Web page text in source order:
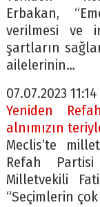
Erbakan,
verilmesi ve
şartların
ailelerinin…
07.07.2023
Yeniden
alnımızın
Meclis’te
Refah
Milletvekili
“Seçimlerin